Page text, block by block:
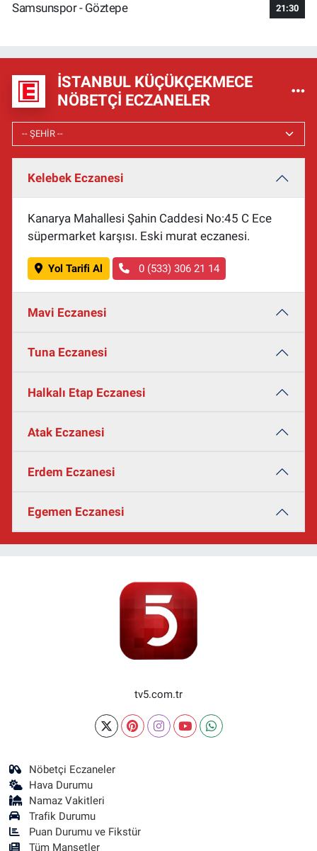
Samsunspor - Göztepe
21:30
İSTANBUL KÜÇÜKÇEKMECE
NÖBETÇI ECZANELER
Kelebek Eczanesi
Kanarya Mahallesi Şahin Caddesi No:45 C Ece
süpermarket karşısı. Eski murat eczanesi.
Yol Tarifi Al 0 (533) 306 21 14
Mavi Eczanesi
Tuna Eczanesi
Halkalı Etap Eczanesi
Atak Eczanesi
Erdem Eczanesi
Egemen Eczanesi
tv5.com.tr
Nöbetçi Eczaneler
Hava Durumu
Namaz Vakitleri
Trafik Durumu
Puan Durumu ve Fikstür
Tüm Manşetler